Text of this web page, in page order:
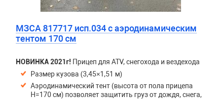
МЗСА 817717 исп.034 с аэродинамическим
тентом 170 см
НОВИНКА 2021г! Прицеп для ATV, снегохода и вездехода
Размер кузова (3,45×1,51 м)
Аэродинамический тент (высота от пола прицепа
H=170 см) позволяет защитить груз от дождя, снега,